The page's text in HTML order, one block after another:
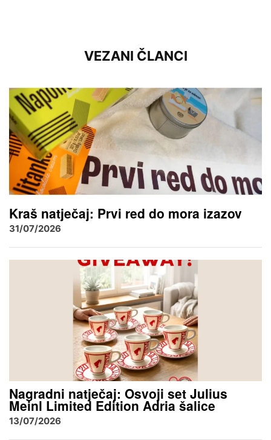
VEZANI ČLANCI
Kraš natječaj: Prvi red do mora izazov
31/07/2026
Nagradni natječaj: Osvoji set Julius
Meinl Limited Edition Adria šalice
13/07/2026